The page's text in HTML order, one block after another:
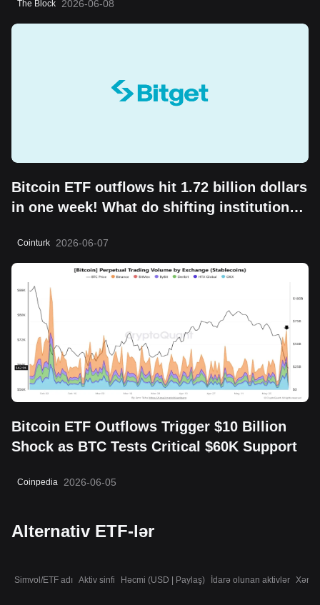
The Block 2026-06-08
Bitcoin ETF outflows hit 1.72 billion dollars
in one week! What do shifting institutional
Cointurk 2026-06-07
Bitcoin ETF Outflows Trigger $10 Billion
Shock as BTC Tests Critical $60K Support
Coinpedia 2026-06-05
Alternativ ETF-lər
Simvol/ETF adı Aktiv sinfi Həcmi (USD | Paylaş) İdarə olunan aktivlər Xərc